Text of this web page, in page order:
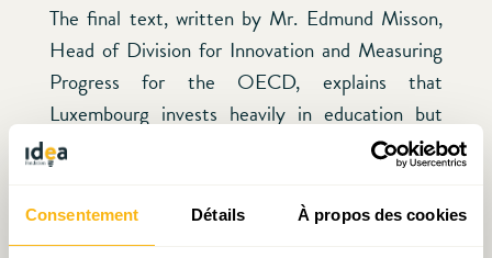
Consentement Détails À propos des cookies
The final text, written by Mr. Edmund Misson,
Head of Division for Innovation and Measuring
Progress for the OECD, explains that
Luxembourg invests heavily in education but
shows relatively low PISA performance and wide
socio-economic achievement gaps. His paper
underscores the need for clearly defined
educational goals and strategies, as well as a